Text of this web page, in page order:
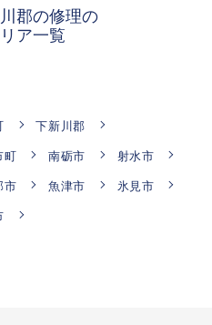
郡の修理の
ア一覧
下新川郡
町 南砺市
射水市
市 魚津市
氷見市